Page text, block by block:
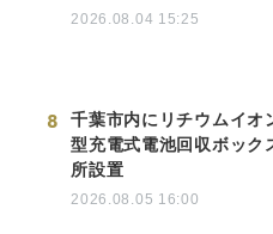
2026.08.04 15:25
8
千葉市内にリチウムイオ
型充電式電池回収ボック
所設置
2026.08.05 16:00